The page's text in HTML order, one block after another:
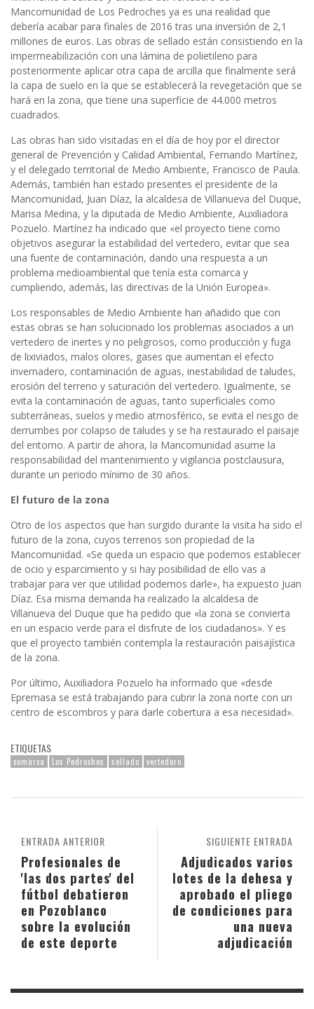
Mancomunidad de Los Pedroches ya es una realidad que
debería acabar para finales de 2016 tras una inversión de 2,1
millones de euros. Las obras de sellado están consistiendo en la
impermeabilización con una lámina de polietileno para
posteriormente aplicar otra capa de arcilla que finalmente será
la capa de suelo en la que se establecerá la revegetación que se
hará en la zona, que tiene una superficie de 44.000 metros
cuadrados.
Las obras han sido visitadas en el día de hoy por el director
general de Prevención y Calidad Ambiental, Fernando Martínez,
y el delegado territorial de Medio Ambiente, Francisco de Paula.
Además, también han estado presentes el presidente de la
Mancomunidad, Juan Díaz, la alcaldesa de Villanueva del Duque,
Marisa Medina, y la diputada de Medio Ambiente, Auxiliadora
Pozuelo. Martínez ha indicado que «el proyecto tiene como
objetivos asegurar la estabilidad del vertedero, evitar que sea
una fuente de contaminación, dando una respuesta a un
problema medioambiental que tenía esta comarca y
cumpliendo, además, las directivas de la Unión Europea».
Los responsables de Medio Ambiente han añadido que con
estas obras se han solucionado los problemas asociados a un
vertedero de inertes y no peligrosos, como producción y fuga
de lixiviados, malos olores, gases que aumentan el efecto
invernadero, contaminación de aguas, inestabilidad de taludes,
erosión del terreno y saturación del vertedero. Igualmente, se
evita la contaminación de aguas, tanto superficiales como
subterráneas, suelos y medio atmosférico, se evita el riesgo de
derrumbes por colapso de taludes y se ha restaurado el paisaje
del entorno. A partir de ahora, la Mancomunidad asume la
responsabilidad del mantenimiento y vigilancia postclausura,
durante un periodo mínimo de 30 años.
El futuro de la zona
Otro de los aspectos que han surgido durante la visita ha sido el
futuro de la zona, cuyos terrenos son propiedad de la
Mancomunidad. «Se queda un espacio que podemos establecer
de ocio y esparcimiento y si hay posibilidad de ello vas a
trabajar para ver que utilidad podemos darle», ha expuesto Juan
Díaz. Esa misma demanda ha realizado la alcaldesa de
Villanueva del Duque que ha pedido que «la zona se convierta
en un espacio verde para el disfrute de los ciudadanos». Y es
que el proyecto también contempla la restauración paisajística
de la zona.
Por último, Auxiliadora Pozuelo ha informado que «desde
Epremasa se está trabajando para cubrir la zona norte con un
centro de escombros y para darle cobertura a esa necesidad».
ETIQUETAS
comarca Los Pedroches sellado vertedero
SIGUIENTE ENTRADA
Adjudicados varios
lotes de la dehesa y
aprobado el pliego
de condiciones para
una nueva
adjudicación
ENTRADA ANTERIOR
Profesionales de
'las dos partes' del
fútbol debatieron
en Pozoblanco
sobre la evolución
de este deporte